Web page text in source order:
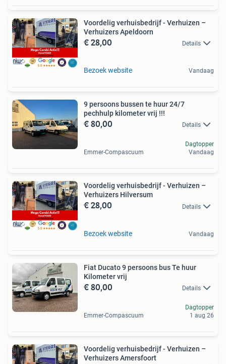
Voordelig verhuisbedrijf - Verhuizen –
Verhuizers Apeldoorn
€ 28,00 Details
Bezoek website Vandaag
9 persoons bussen te huur 24/7
pechhulp kilometer vrij !!!
€ 80,00 Details
Emmer-Compascuum
Dagtopper
Vandaag
Voordelig verhuisbedrijf - Verhuizen –
Verhuizers Hilversum
€ 28,00 Details
Bezoek website Vandaag
Fiat Ducato 9 persoons bus Te huur
Kilometer vrij
€ 80,00 Details
Emmer-Compascuum
Dagtopper
1 aug 26
Voordelig verhuisbedrijf - Verhuizen –
Verhuizers Amersfoort